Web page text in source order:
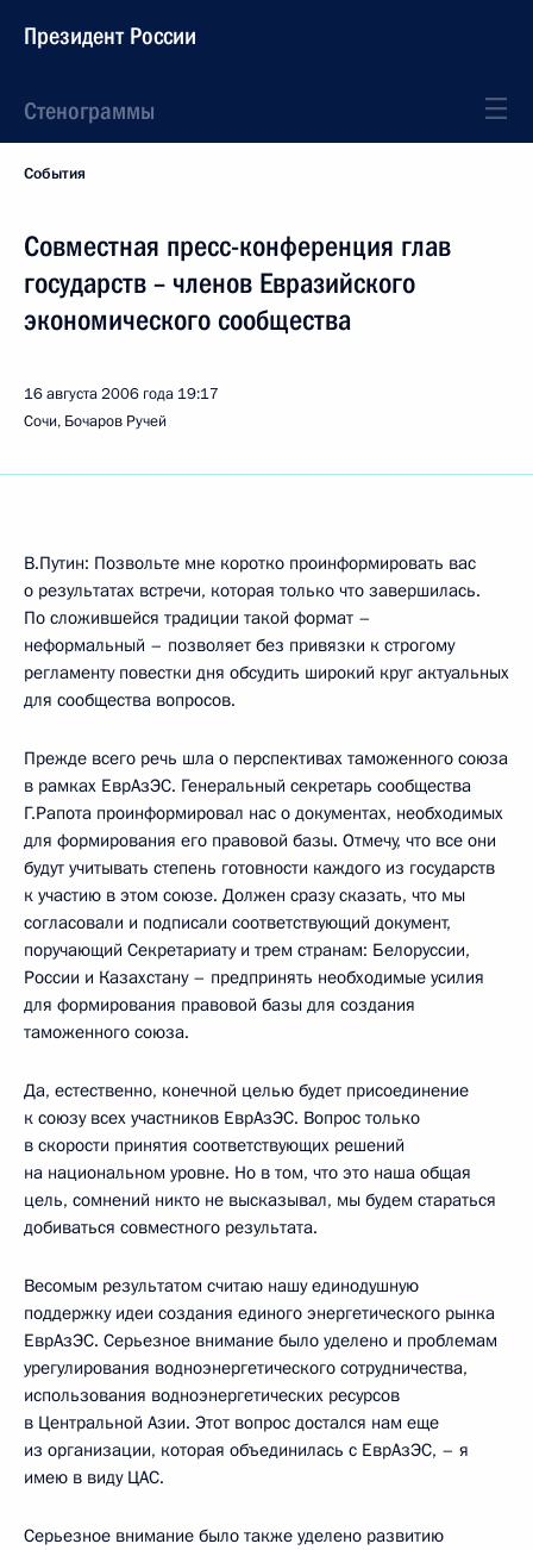
Президент России
Стенограммы
События
Совместная пресс-конференция глав
государств – членов Евразийского
экономического сообщества
16 августа 2006 года 19:17
Сочи, Бочаров Ручей
В.Путин: Позвольте мне коротко проинформировать вас
о результатах встречи, которая только что завершилась.
По сложившейся традиции такой формат –
неформальный – позволяет без привязки к строгому
регламенту повестки дня обсудить широкий круг актуальных
для сообщества вопросов.
Прежде всего речь шла о перспективах таможенного союза
в рамках ЕврАзЭС. Генеральный секретарь сообщества
Г.Рапота проинформировал нас о документах, необходимых
для формирования его правовой базы. Отмечу, что все они
будут учитывать степень готовности каждого из государств
к участию в этом союзе. Должен сразу сказать, что мы
согласовали и подписали соответствующий документ,
поручающий Секретариату и трем странам: Белоруссии,
России и Казахстану – предпринять необходимые усилия
для формирования правовой базы для создания
таможенного союза.
Да, естественно, конечной целью будет присоединение
к союзу всех участников ЕврАзЭС. Вопрос только
в скорости принятия соответствующих решений
на национальном уровне. Но в том, что это наша общая
цель, сомнений никто не высказывал, мы будем стараться
добиваться совместного результата.
Весомым результатом считаю нашу единодушную
поддержку идеи создания единого энергетического рынка
ЕврАзЭС. Серьезное внимание было уделено и проблемам
урегулирования водноэнергетического сотрудничества,
использования водноэнергетических ресурсов
в Центральной Азии. Этот вопрос достался нам еще
из организации, которая объединилась с ЕврАзЭС, – я
имею в виду ЦАС.
Серьезное внимание было также уделено развитию